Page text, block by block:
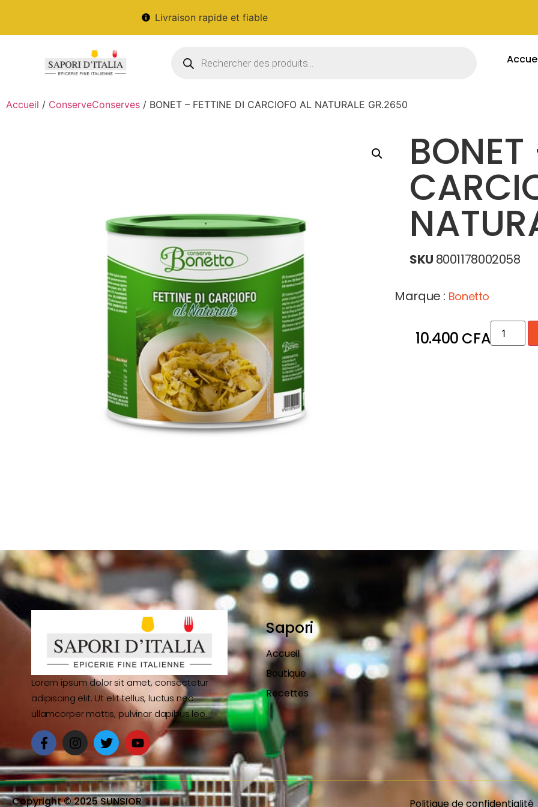
Livraison rapide et fiable
Accueil / ConserveConserves / BONET – FETTINE DI CARCIOFO AL NATURALE GR.2650
BONET
SKU 8001178002058
Marque : Bonetto
10.400 CFA
Lorem ipsum dolor sit amet, consectetur
adipiscing elit. Ut elit tellus, luctus nec
ullamcorper mattis, pulvinar dapibus leo.
Sapori
Accueil
Boutique
Recettes
Copyright © 2025 SUNSIOR Politique de confidentialité